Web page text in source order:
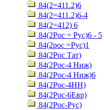
84(2=411.2)6
84(2=411.2)6-4
84(2=412) 6
84(2Рос = Рус)6 - 5
84(2рос =Рус)1
84(2Рос Тат)
84(2Рос-4 Ниж)
84(2Рос-4 Ниж)6
84(2Рос-4НН)
84(2Рос-6Евр)
84(2Рос-Рус)